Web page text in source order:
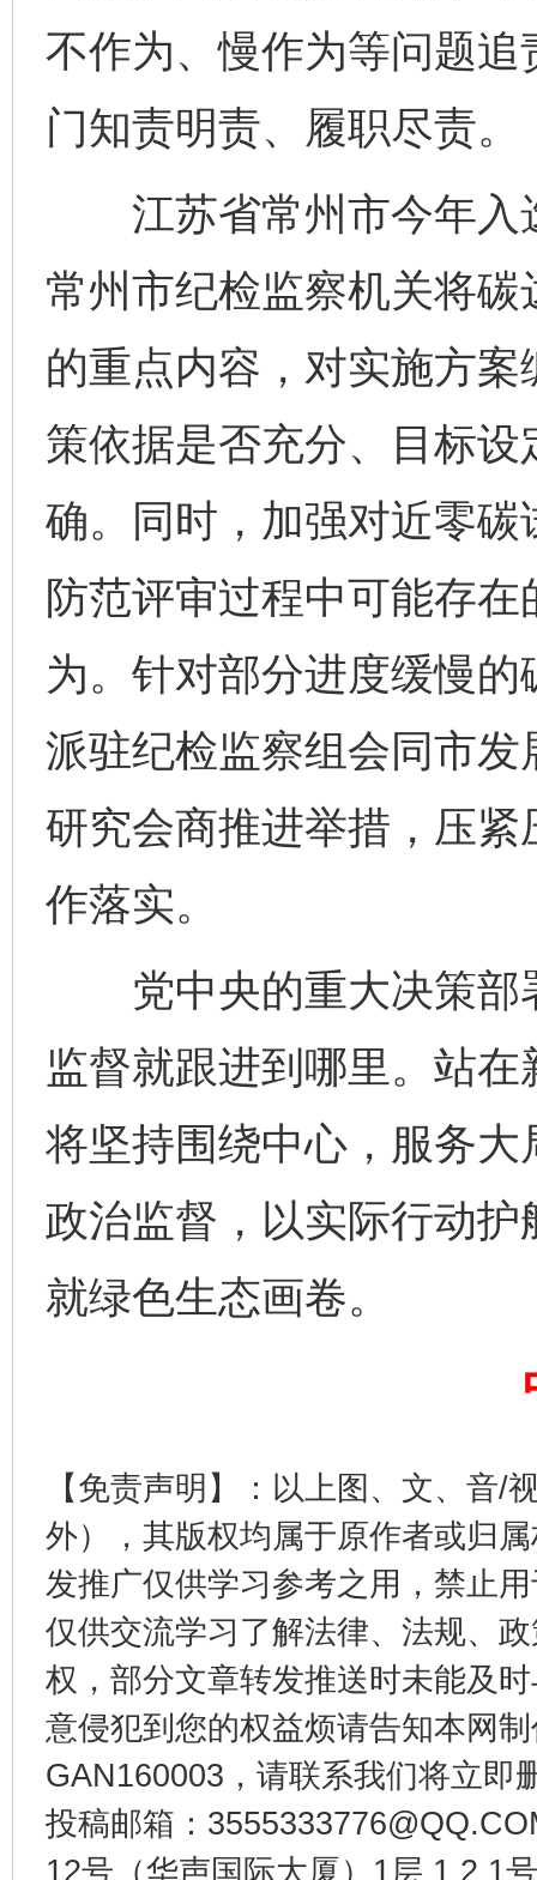
不作为、慢作为等问题
门知责明责、履职尽责。
江苏省常州市今年入
常州市纪检监察机关将
的重点内容，对实施方
策依据是否充分、目标
确。同时，加强对近零
防范评审过程中可能存在
为。针对部分进度缓慢
派驻纪检监察组会同市
研究会商推进举措，压
作落实。
党中央的重大决策部
监督就跟进到哪里。站
将坚持围绕中心，服务大
政治监督，以实际行动
就绿色生态画卷。
【免责声明】：以上图、文、音/
外），其版权均属于原作者或归
发推广仅供学习参考之用，禁止
仅供交流学习了解法律、法规、
权，部分文章转发推送时未能及
意侵犯到您的权益烦请告知本网
GAN160003，请联系我们将立即
投稿邮箱：
12号（华声国际大厦）1层 1 2 1
东山县通报“牛蛙产品抗生素超标问题” 法
千年窑火 生生不息 一